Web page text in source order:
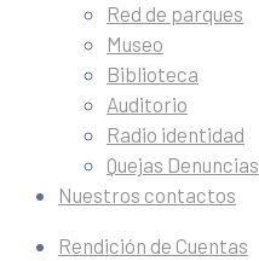
Red de parques
Museo
Biblioteca
Auditorio
Radio identidad
Quejas Denuncias
Nuestros contactos
Rendición de Cuentas